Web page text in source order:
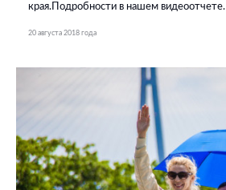
края.Подробности в нашем видеоотчете.
20 августа 2018 года